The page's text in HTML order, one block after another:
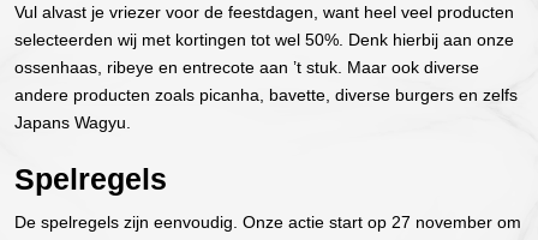
Vul alvast je vriezer voor de feestdagen, want heel veel producten
selecteerden wij met kortingen tot wel 50%. Denk hierbij aan onze
ossenhaas, ribeye en entrecote aan ’t stuk. Maar ook diverse
andere producten zoals picanha, bavette, diverse burgers en zelfs
Japans Wagyu.
Spelregels
De spelregels zijn eenvoudig. Onze actie start op 27 november om